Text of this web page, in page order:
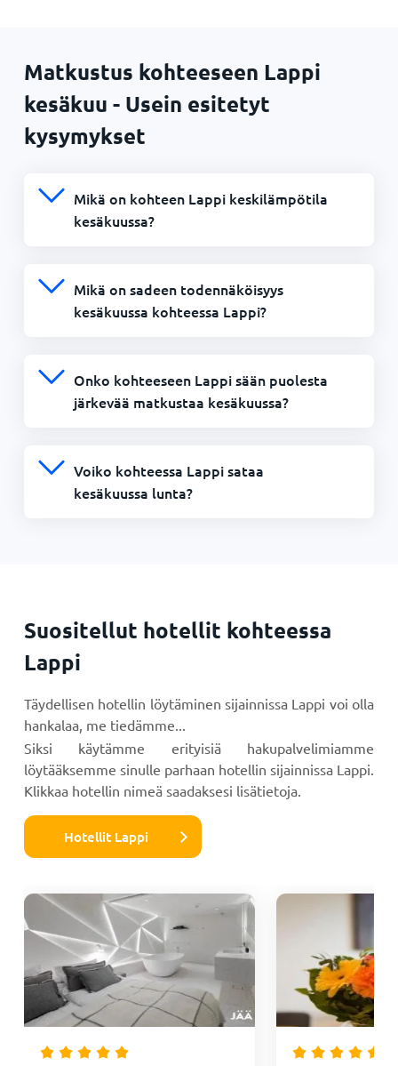
Matkustus kohteeseen Lappi
kesäkuu - Usein esitetyt
kysymykset
Mikä on kohteen Lappi keskilämpötila
kesäkuussa?
Mikä on sadeen todennäköisyys
kesäkuussa kohteessa Lappi?
Onko kohteeseen Lappi sään puolesta
järkevää matkustaa kesäkuussa?
Voiko kohteessa Lappi sataa
kesäkuussa lunta?
Suositellut hotellit kohteessa
Lappi
Täydellisen hotellin löytäminen sijainnissa Lappi voi olla
hankalaa, me tiedämme...
Siksi käytämme erityisiä hakupalvelimiamme
löytääksemme sinulle parhaan hotellin sijainnissa Lappi.
Klikkaa hotellin nimeä saadaksesi lisätietoja.
Hotellit Lappi